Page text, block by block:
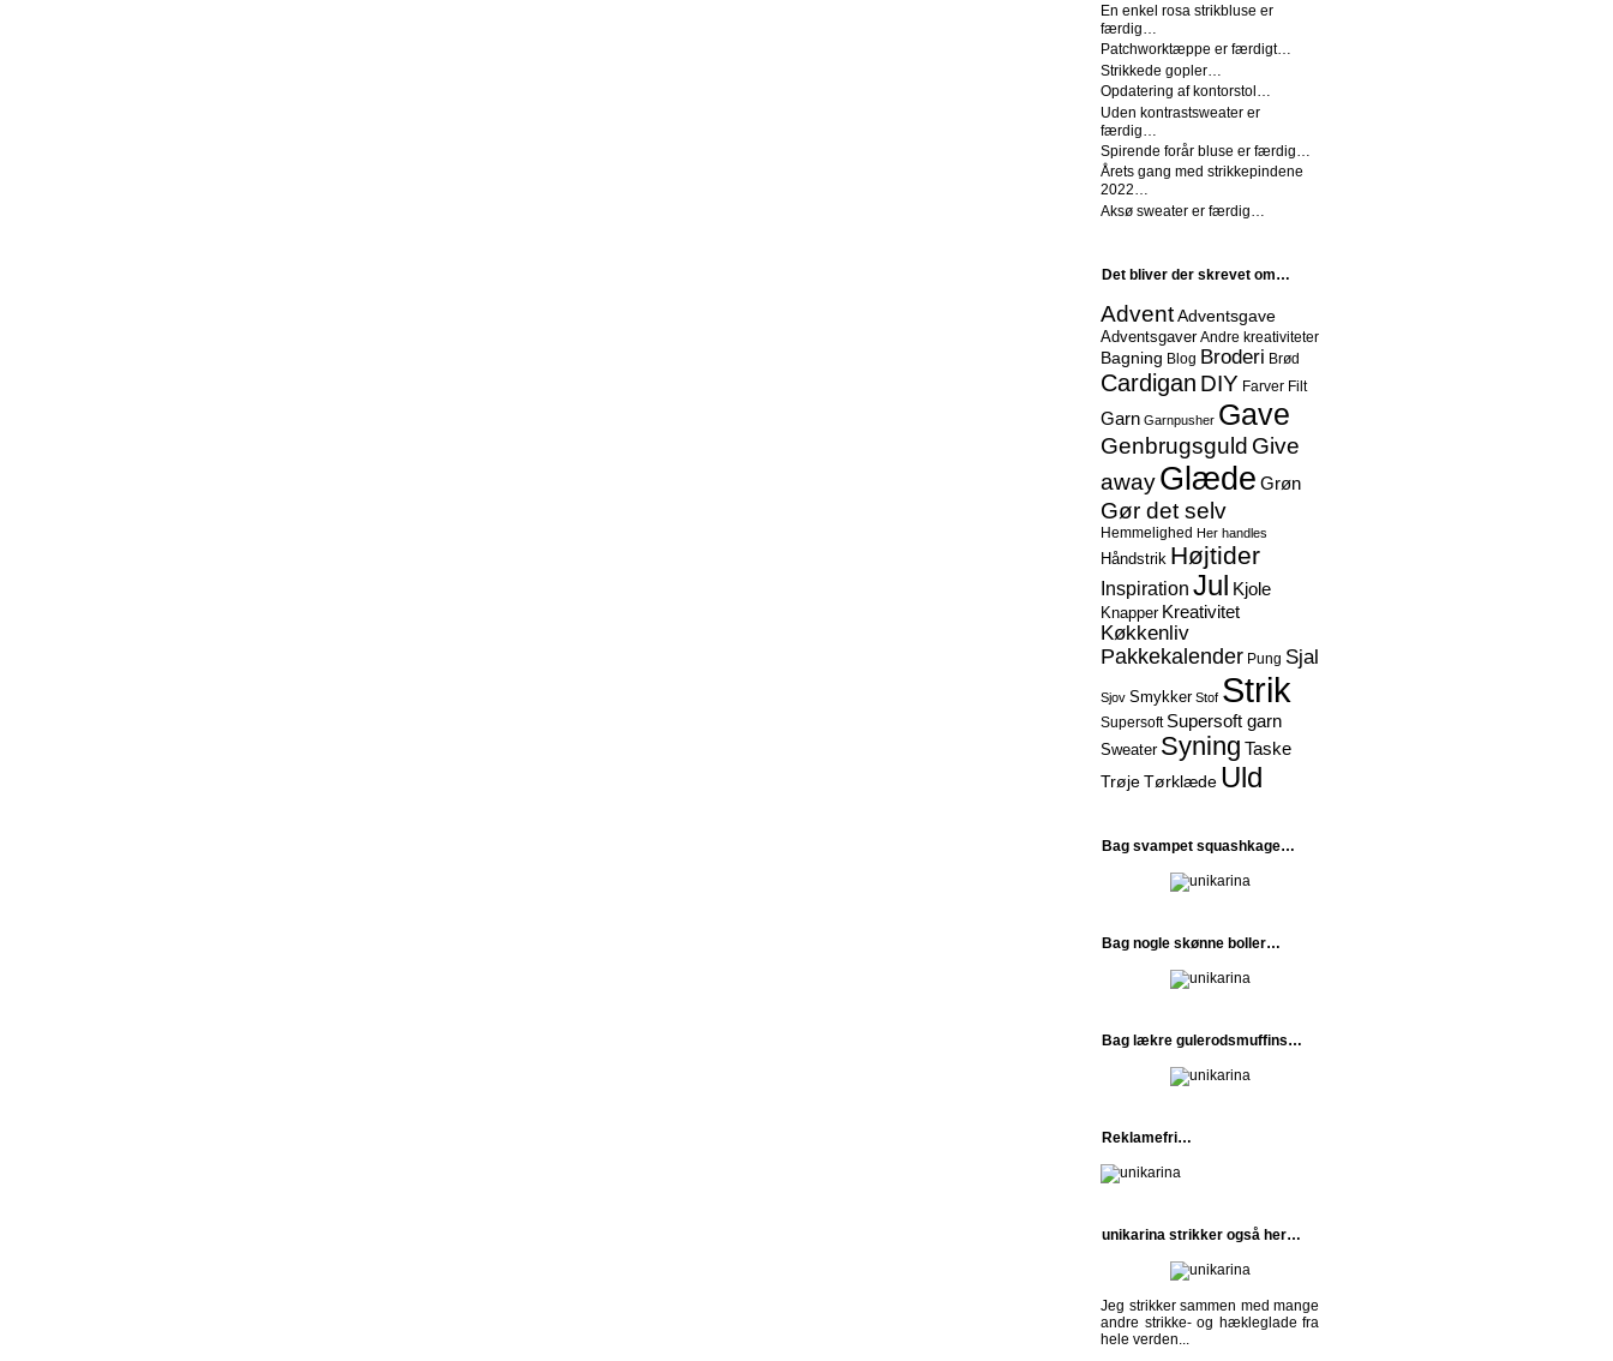
En enkel rosa strikbluse er
færdig…
Patchworktæppe er færdigt…
Strikkede gopler…
Opdatering af kontorstol…
Uden kontrastsweater er
færdig…
Spirende forår bluse er færdig…
Årets gang med strikkepindene
2022…
Aksø sweater er færdig…
Det bliver der skrevet om…
Advent Adventsgave
Adventsgaver Andre kreativiteter
Bagning Blog Broderi Brød
Cardigan DIY Farver Filt
Garn Garnpusher Gave
Genbrugsguld Give
awayGlæde Grøn
Gør det selv
Hemmelighed Her handles
Håndstrik Højtider
Inspiration Jul Kjole
Knapper Kreativitet
Køkkenliv
Pakkekalender Pung Sjal
Sjov Smykker Stof Strik
Supersoft Supersoft garn
Sweater Syning Taske
TrøjeTørklæde Uld
Bag svampet squashkage…
Bag nogle skønne boller…
Bag lækre gulerodsmuffins…
Reklamefri…
unikarina strikker også her…
Jeg strikker sammen med mange
andre strikke- og hækleglade fra
hele verden...